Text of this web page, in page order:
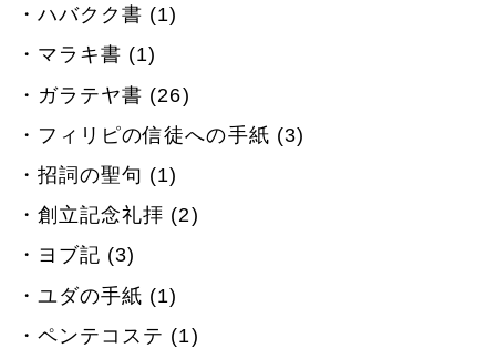
ハバクク書 (1)
マラキ書 (1)
ガラテヤ書 (26)
フィリピの信徒への手紙 (3)
招詞の聖句 (1)
創立記念礼拝 (2)
ヨブ記 (3)
ユダの手紙 (1)
ペンテコステ (1)